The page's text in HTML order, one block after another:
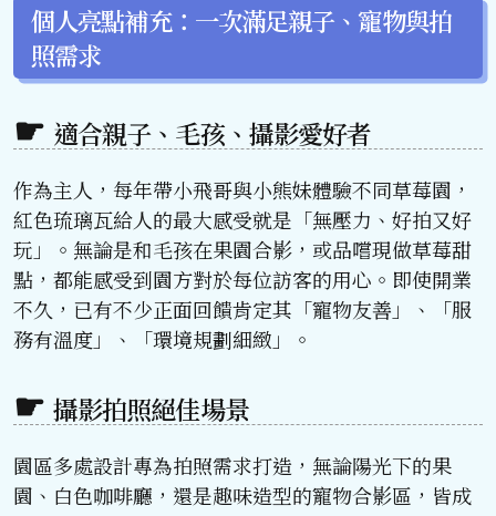
個人亮點補充：一次滿足親子、寵物與拍
照需求
適合親子、毛孩、攝影愛好者
作為主人，每年帶小飛哥與小熊妹體驗不同草莓園，
紅色琉璃瓦給人的最大感受就是「無壓力、好拍又好
玩」。無論是和毛孩在果園合影，或品嚐現做草莓甜
點，都能感受到園方對於每位訪客的用心。即使開業
不久，已有不少正面回饋肯定其「寵物友善」、「服
務有溫度」、「環境規劃細緻」。
攝影拍照絕佳場景
園區多處設計專為拍照需求打造，無論陽光下的果
園、白色咖啡廳，還是趣味造型的寵物合影區，皆成